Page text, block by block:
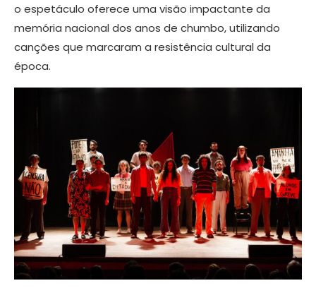
o espetáculo oferece uma visão impactante da
memória nacional dos anos de chumbo, utilizando
canções que marcaram a resistência cultural da
época.